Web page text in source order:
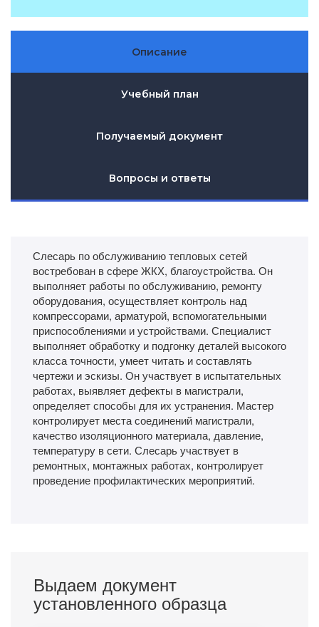
Описание
Учебный план
Получаемый документ
Вопросы и ответы
Слесарь по обслуживанию тепловых сетей
востребован в сфере ЖКХ, благоустройства. Он
выполняет работы по обслуживанию, ремонту
оборудования, осуществляет контроль над
компрессорами, арматурой, вспомогательными
приспособлениями и устройствами. Специалист
выполняет обработку и подгонку деталей высокого
класса точности, умеет читать и составлять
чертежи и эскизы. Он участвует в испытательных
работах, выявляет дефекты в магистрали,
определяет способы для их устранения. Мастер
контролирует места соединений магистрали,
качество изоляционного материала, давление,
температуру в сети. Слесарь участвует в
ремонтных, монтажных работах, контролирует
проведение профилактических мероприятий.
Выдаем документ
установленного образца